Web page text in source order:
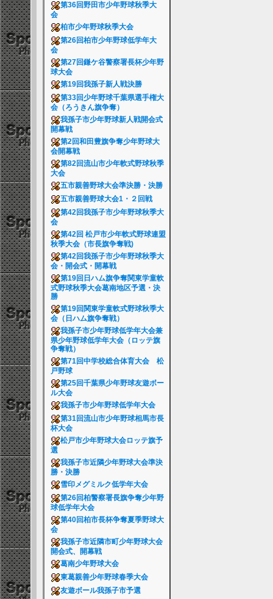
第36回野田市少年野球秋季大
会
柏市少年野球秋季大会
第26回柏市少年野球低学年大
会
第27回鎌ケ谷警察署長杯少年野
球大会
第19回我孫子新人戦決勝
第33回少年野球千葉県選手権大
会（ろうきん旗争奪）
我孫子市少年野球新人戦開会式
開幕戦
第2回和田豊旗争奪少年野球大
会開幕戦
第82回流山市少年軟式野球秋季
大会
五市親善野球大会準決勝・決勝
五市親善野球大会1・２回戦
第42回我孫子市少年野球秋季大
会
第42回 松戸市少年軟式野球連盟
秋季大会（市長旗争奪戦)
第42回我孫子市少年野球秋季大
会・開会式・開幕戦
第19回日ハム旗争奪関東学童軟
式野球秋季大会葛南地区予選・決
勝
第19回関東学童軟式野球秋季大
会（日ハム旗争奪戦）
我孫子市少年野球低学年大会兼
県少年野球低学年大会（ロッテ旗
争奪戦）
第71回中学校総合体育大会 松
戸野球
第25回千葉県少年野球友遊ボー
ル大会
我孫子市少年野球低学年大会
第31回流山市少年野球相馬市長
杯大会
松戸市少年野球大会ロッテ旗予
選
我孫子市近隣少年野球大会準決
勝・決勝
雪印メグミルク低学年大会
第26回柏警察署長旗争奪少年野
球低学年大会
第40回柏市長杯争奪夏季野球大
会
我孫子市近隣市町少年野球大会
開会式、開幕戦
葛南少年野球大会
東葛親善少年野球春季大会
友遊ボール我孫子市予選